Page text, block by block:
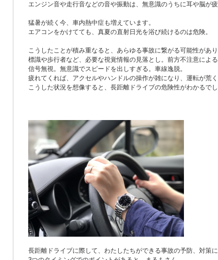
エンジン音や走行音などの音や振動は、無意識のうちに耳や脳が
猛暑が続く今、車内熱中症も増えています。
エアコンをかけてても、真夏の直射日光を浴び続けるのは危険。
こうしたことが積み重なると、あらゆる事故に繋がる可能性があ
標識や歩行者など、必要な視覚情報の見落とし。前方不注意によ
信号無視。無意識でスピードを出しすぎる。車線逸脱。
疲れてくれば、アクセルやハンドルの操作が雑になり、運転が荒
こうした状況を想像すると、長距離ドライブの危険性がわかるで
長距離ドライブに際して、わたしたちができる事故の予防、対策